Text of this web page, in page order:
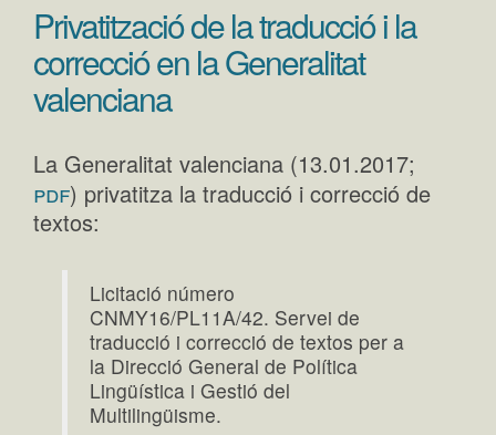
Privatització de la traducció i la
correcció en la Generalitat
valenciana
La Generalitat valenciana (13.01.2017;
pdf) privatitza la traducció i correcció de
textos:
Licitació número
CNMY16/PL11A/42. Servei de
traducció i correcció de textos per a
la Direcció General de Política
Lingüística i Gestió del
Multilingüisme.